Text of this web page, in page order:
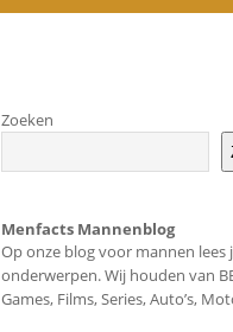
Zoeken
Menfacts Mannenblog
Op onze blog voor mannen lees
onderwerpen. Wij houden van
Games, Films, Series, Auto’s,